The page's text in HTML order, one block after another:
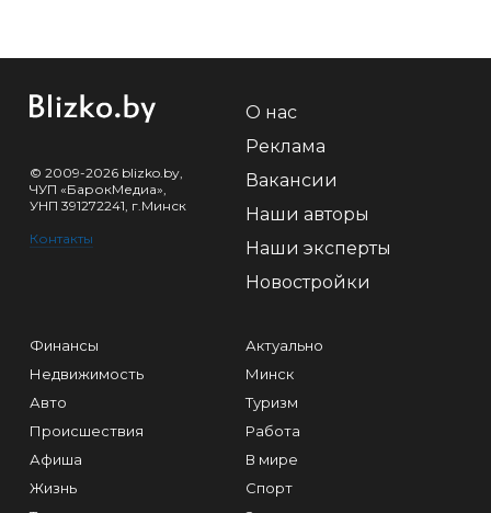
© 2009-2026 blizko.by,
ЧУП «БарокМедиа»,
УНП 391272241, г.Минск
Контакты
О нас
Реклама
Вакансии
Наши авторы
Наши эксперты
Новостройки
Финансы
Недвижимость
Авто
Происшествия
Афиша
Жизнь
Актуально
Минск
Туризм
Работа
В мире
Спорт